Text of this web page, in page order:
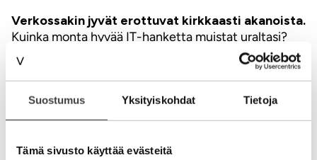
Suostumus Yksityiskohdat Tietoja
Tämä sivusto käyttää evästeitä
Verkossakin jyvät erottuvat kirkkaasti akanoista.
Kuinka monta hyvää IT-hanketta muistat uraltasi?
Onko muutos ollut mukavaa ja toivottua? Varaudu
parempaan, mutta ymmärrä murroksen ja
transformaation haasteet.Digitalisaatio
muodostaa seuraavan strategiasi tärkeimmät
kehityshankkeet. Vaadi niistä enemmän ja